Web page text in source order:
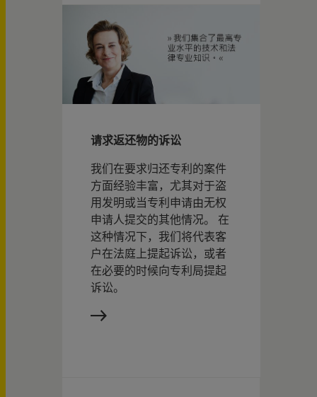
请求返还物的诉讼
我们在要求归还专利的案件
方面经验丰富，尤其对于盗
用发明或当专利申请由无权
申请人提交的其他情况。 在
这种情况下，我们将代表客
户在法庭上提起诉讼，或者
在必要的时候向专利局提起
诉讼。